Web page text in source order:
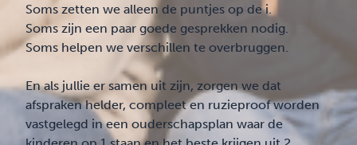
Soms zetten we alleen de puntjes op de i.
Soms zijn een paar goede gesprekken nodig.
Soms helpen we verschillen te overbruggen.
En als jullie er samen uit zijn, zorgen we dat
afspraken helder, compleet en ruzieproof worden
vastgelegd in een ouderschapsplan waar de